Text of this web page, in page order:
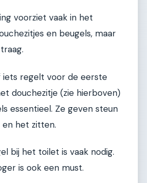
voorziet vaak in het
en beugels, maar
iets regelt voor de eerste
douchezitje (zie hierboven)
essentieel. Ze geven steun
het zitten.
bij het toilet is vaak nodig.
is ook een must.